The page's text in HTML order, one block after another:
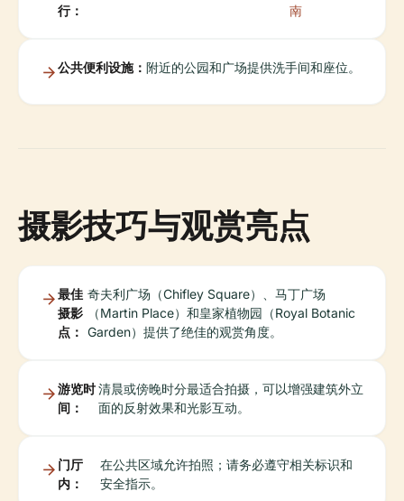
行： 南
公共便利设施： 附近的公园和广场提供洗手间和座位。
摄影技巧与观赏亮点
最佳
摄影
点：
奇夫利广场（Chifley Square）、马丁广场
（Martin Place）和皇家植物园（Royal Botanic
Garden）提供了绝佳的观赏角度。
游览时
间：
清晨或傍晚时分最适合拍摄，可以增强建筑外立
面的反射效果和光影互动。
门厅
内：
在公共区域允许拍照；请务必遵守相关标识和
安全指示。